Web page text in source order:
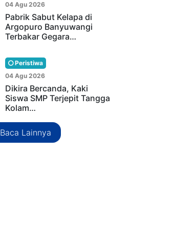
04 Agu 2026
Pabrik Sabut Kelapa di
Argopuro Banyuwangi
Terbakar Gegara…
Peristiwa
04 Agu 2026
Dikira Bercanda, Kaki
Siswa SMP Terjepit Tangga
Kolam…
Baca Lainnya